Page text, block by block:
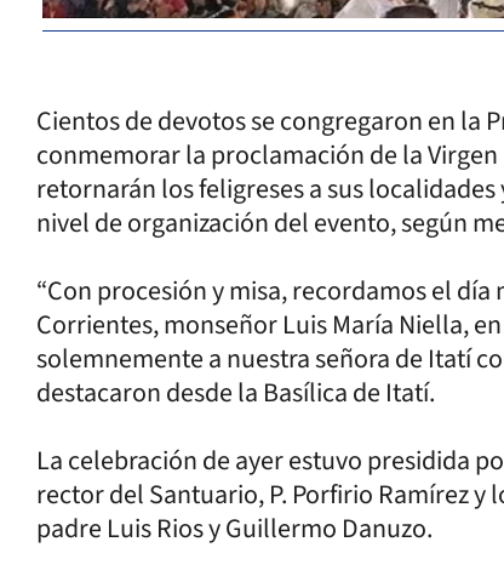
Cientos de devotos se congregaron en la
conmemorar la proclamación de la
retornarán los feligreses a sus
nivel de organización del evento, según
“Con procesión y misa, recordamos el
Corrientes, monseñor Luis María Niella,
solemnemente a nuestra señora de Itatí
destacaron desde la Basílica de Itatí.
La celebración de ayer estuvo presidida
rector del Santuario, P. Porfirio Ramírez
padre Luis Rios y Guillermo Danuzo.